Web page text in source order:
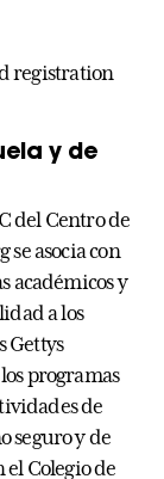
registration
y de
del Centro de
se asocia con
académicos y
a los
Gettys
programas
de
seguro y de
el Colegio de